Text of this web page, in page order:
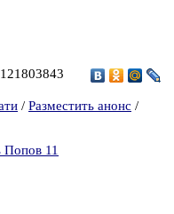
/ Разместить анонс /
Попов 11